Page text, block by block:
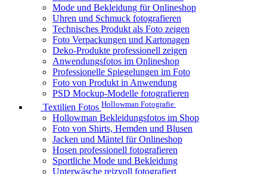
Mode und Bekleidung für Onlineshop
Uhren und Schmuck fotografieren
Technisches Produkt als Foto zeigen
Foto Verpackungen und Kartonagen
Deko-Produkte professionell zeigen
Anwendungsfotos im Onlineshop
Professionelle Spiegelungen im Foto
Foto von Produkt in Anwendung
PSD Mockup-Modelle fotografieren
Textilien Fotos Hollowman Fotografie
Hollowman Bekleidungsfotos im Shop
Foto von Shirts, Hemden und Blusen
Jacken und Mäntel für Onlineshop
Hosen professionell fotografieren
Sportliche Mode und Bekleidung
Unterwäsche reizvoll fotografiert